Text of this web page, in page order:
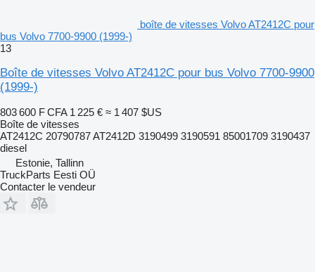
boîte de vitesses Volvo AT2412C pour
bus Volvo 7700-9900 (1999-)
13
Boîte de vitesses Volvo AT2412C pour bus Volvo 7700-9900
(1999-)
803 600 F CFA 1 225 € ≈ 1 407 $US
Boîte de vitesses
AT2412C 20790787 AT2412D 3190499 3190591 85001709 3190437
diesel
Estonie, Tallinn
TruckParts Eesti OÜ
Contacter le vendeur